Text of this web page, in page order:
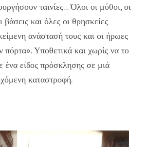
ταινίες... Όλοι οι μύθοι, οι
βάσεις και όλες οι θρησκείες
ανάστασή τους και οι ήρωες
πόρτα». Υποθετικά και χωρίς να το
ένα είδος πρόσκλησης σε μιά
καταστροφή.